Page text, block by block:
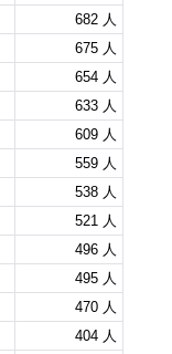
682 人
675 人
654 人
633 人
609 人
559 人
538 人
521 人
496 人
495 人
470 人
404 人